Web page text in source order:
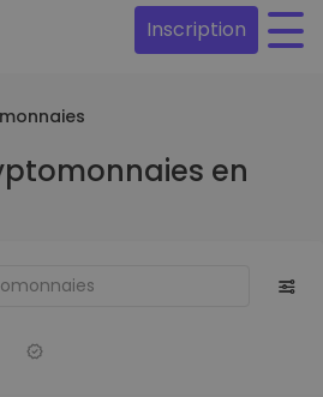
Inscription
en